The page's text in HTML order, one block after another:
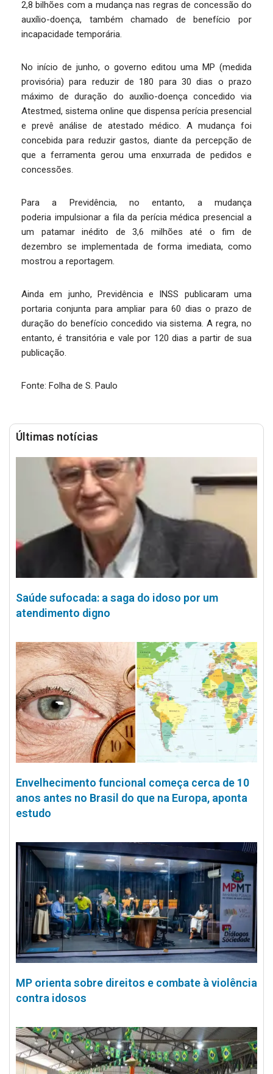
2,8 bilhões com a mudança nas regras de concessão do
auxílio-doença, também chamado de benefício por
incapacidade temporária.
No início de junho, o governo editou uma MP (medida
provisória) para reduzir de 180 para 30 dias o prazo
máximo de duração do auxílio-doença concedido via
Atestmed, sistema online que dispensa perícia presencial
e prevê análise de atestado médico. A mudança foi
concebida para reduzir gastos, diante da percepção de
que a ferramenta gerou uma enxurrada de pedidos e
concessões.
Para a Previdência, no entanto, a mudança
poderia impulsionar a fila da perícia médica presencial a
um patamar inédito de 3,6 milhões até o fim de
dezembro se implementada de forma imediata, como
mostrou a reportagem.
Ainda em junho, Previdência e INSS publicaram uma
portaria conjunta para ampliar para 60 dias o prazo de
duração do benefício concedido via sistema. A regra, no
entanto, é transitória e vale por 120 dias a partir de sua
publicação.
Fonte: Folha de S. Paulo
Últimas notícias
Saúde sufocada: a saga do idoso por um
atendimento digno
Envelhecimento funcional começa cerca de 10
anos antes no Brasil do que na Europa, aponta
estudo
MP orienta sobre direitos e combate à violência
contra idosos